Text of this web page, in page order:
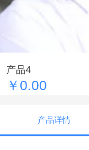
产品4
￥0.00
产品详情